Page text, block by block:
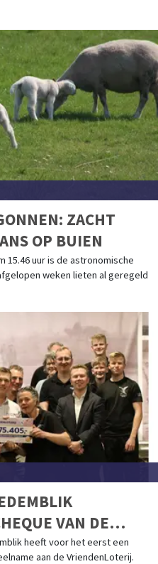
ZACHT
OP BUIEN
15.46 uur is de astronomische
weken lieten al geregeld
VAN DE
heeft voor het eerst een
aan de VriendenLoterij.